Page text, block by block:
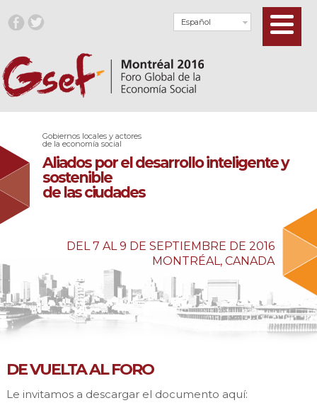
Español
Gobiernos locales y actores
de la economía social
Aliados por el desarrollo inteligente y
sostenible
de las ciudades
DEL 7 AL 9 DE SEPTIEMBRE DE 2016
MONTRÉAL, CANADA
DE VUELTA AL FORO
Le invitamos a descargar el documento aquí: